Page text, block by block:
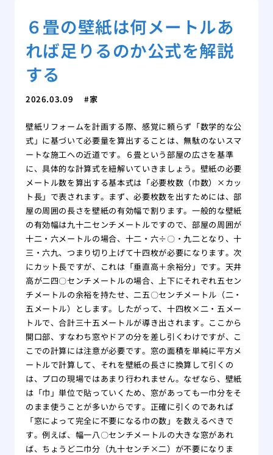
６畳の壁紙は何メートルあ
れば足りるのか公式を解説
する
2026.03.09 家
壁紙リフォームを計画する際、感覚に頼らず「数学的な公
式」に基づいて必要量を算出することは、無駄のないスマ
ートな施工への近道です。６畳という部屋の広さを基準
に、具体的な計算式を紐解いていきましょう。壁紙の必要
メートル数を算出する基本式は「必要枚数（巾数）×カッ
ト長」で表されます。まず、必要枚数を出すためには、部
屋の周囲の長さを壁紙の有効幅で割ります。一般的な壁紙
の有効幅は九十二センチメートルですので、部屋の周囲が
十二・六メートルの場合、十二・六÷〇・九二となり、十
三・六九、つまり切り上げて十四枚が必要になります。次
にカット長ですが、これは「垂直高＋余裕分」です。天井
高が二四〇センチメートルの場合、上下にそれぞれ五セン
チメートルの余裕を持たせ、二五〇センチメートル（二・
五メートル）とします。したがって、十四枚×二・五メー
トルで、合計三十五メートルが導き出されます。ここから
開口部、すなわち窓やドアの分を差し引くわけですが、こ
こでの計算には注意が必要です。窓の面積を単純に平方メ
ートルで計算して、それを壁紙の長さに換算して引くの
は、プロの現場ではあまり行われません。なぜなら、壁紙
は「巾」単位で貼っていくため、窓があっても一巾分をそ
のまま使うことが多いからです。正確に引くのであれば
「窓によって完全に不要になる巾の数」を数えるべきで
す。例えば、幅一八〇センチメートルの大きな窓があれ
ば、ちょうど二巾分（九十センチ×二）が不要になりま